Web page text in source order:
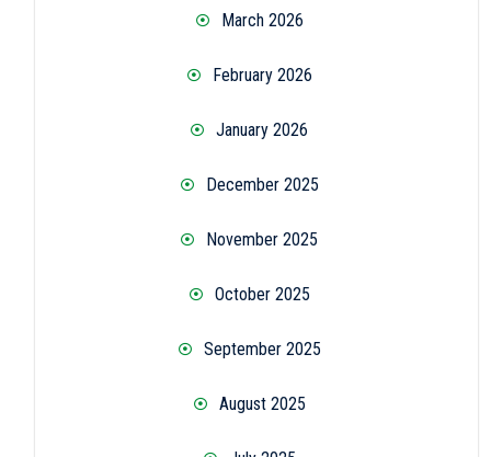
March 2026
February 2026
January 2026
December 2025
November 2025
October 2025
September 2025
August 2025